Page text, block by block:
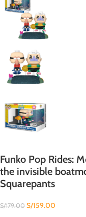
Funko Pop Rides:
the invisible
Squarepants
S/179.00 S/159.00